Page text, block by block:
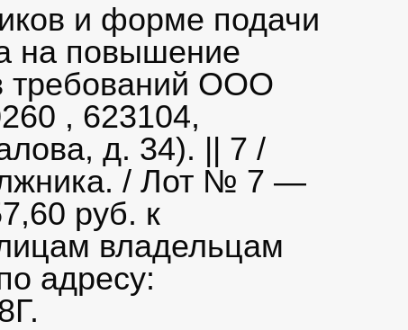
и форме подачи
на повышение
требований ООО
, 623104,
д. 34). || 7 /
/ Лот № 7 —
руб. к
владельцам
адресу: